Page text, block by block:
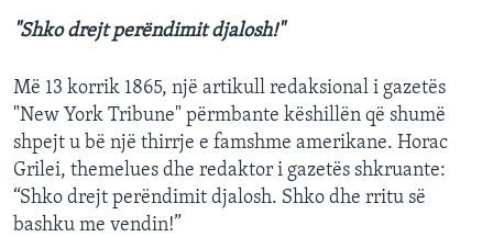
"Shko drejt perëndimit djalosh!"
Më 13 korrik 1865, një artikull redaksional i gazetës
"New York Tribune" përmbante këshillën që shumë
shpejt u bë një thirrje e famshme amerikane. Horac
Grilei, themelues dhe redaktor i gazetës shkruante:
“Shko drejt perëndimit djalosh. Shko dhe rritu së
bashku me vendin!”